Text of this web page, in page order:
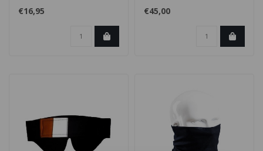
aus Stahlgitter ist ideal für
Airso..
€16,95
erbij, hoe intens de hitte
ook wo..
€45,00